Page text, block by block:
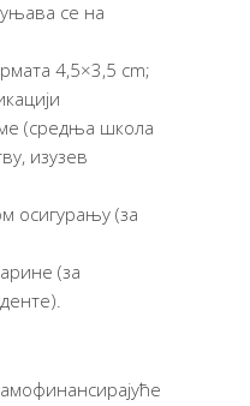
се на
4,5×3,5 cm;
(средња школа
изузев
осигурању (за
(за